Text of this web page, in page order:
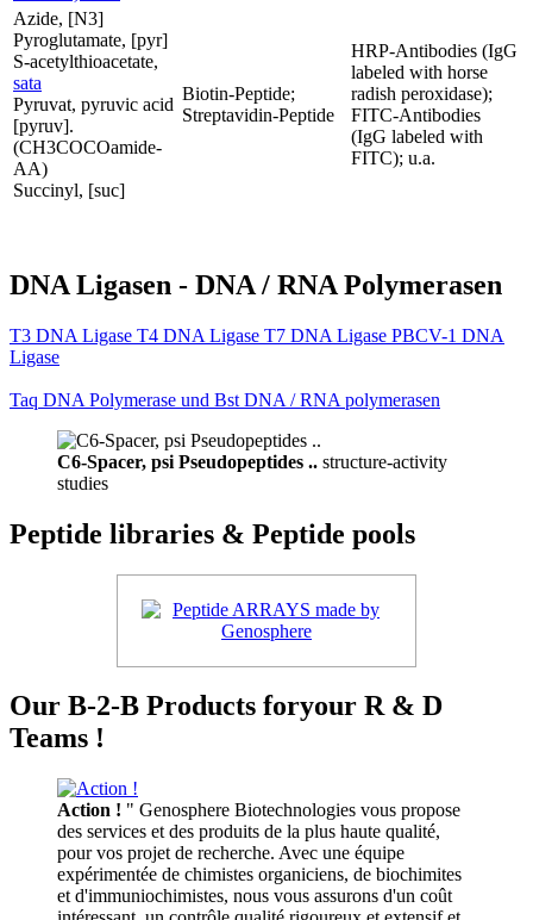
Azide, [N3]
Pyroglutamate, [pyr]
S-acetylthioacetate,
sata
Pyruvat, pyruvic acid
[pyruv].
(CH3COCOamide-
AA)
Succinyl, [suc]
Biotin-Peptide;
Streptavidin-Peptide
HRP-Antibodies (IgG
labeled with horse
radish peroxidase);
FITC-Antibodies
(IgG labeled with
FITC); u.a.
DNA Ligasen - DNA / RNA Polymerasen
T3 DNA Ligase T4 DNA Ligase T7 DNA Ligase PBCV-1 DNA
Ligase
Taq DNA Polymerase und Bst DNA / RNA polymerasen
C6-Spacer, psi Pseudopeptides .. structure-activity
studies
Peptide libraries & Peptide pools
Our B-2-B Products foryour R & D
Teams !
Action ! " Genosphere Biotechnologies vous propose
des services et des produits de la plus haute qualité,
pour vos projet de recherche. Avec une équipe
expérimentée de chimistes organiciens, de biochimites
et d'immuniochimistes, nous vous assurons d'un coût